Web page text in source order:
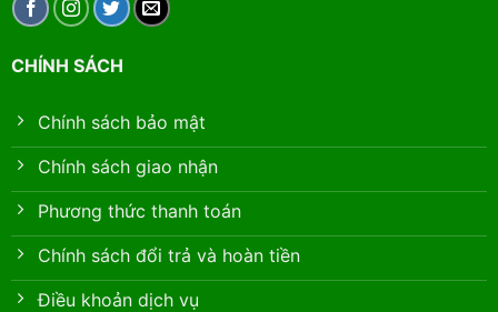
CHÍNH SÁCH
Chính sách bảo mật
Chính sách giao nhận
Phương thức thanh toán
Chính sách đổi trả và hoàn tiền
Điều khoản dịch vụ